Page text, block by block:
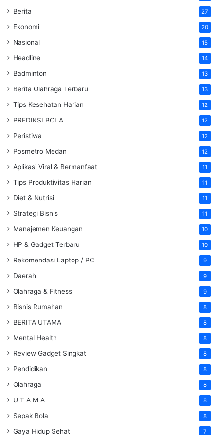
Berita 27
Ekonomi 20
Nasional 15
Headline 14
Badminton 13
Berita Olahraga Terbaru 13
Tips Kesehatan Harian 12
PREDIKSI BOLA 12
Peristiwa 12
Posmetro Medan 12
Aplikasi Viral & Bermanfaat 11
Tips Produktivitas Harian 11
Diet & Nutrisi 11
Strategi Bisnis 11
Manajemen Keuangan 10
HP & Gadget Terbaru 10
Rekomendasi Laptop / PC 9
Daerah 9
Olahraga & Fitness 9
Bisnis Rumahan 8
BERITA UTAMA 8
Mental Health 8
Review Gadget Singkat 8
Pendidikan 8
Olahraga 8
U T A M A 8
Sepak Bola 8
Gaya Hidup Sehat 7